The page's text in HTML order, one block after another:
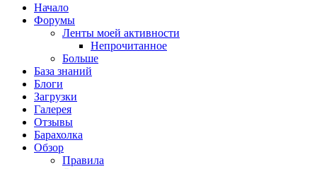
Начало
Форумы
Ленты моей активности
Непрочитанное
Больше
База знаний
Блоги
Загрузки
Галерея
Отзывы
Барахолка
Обзор
Правила